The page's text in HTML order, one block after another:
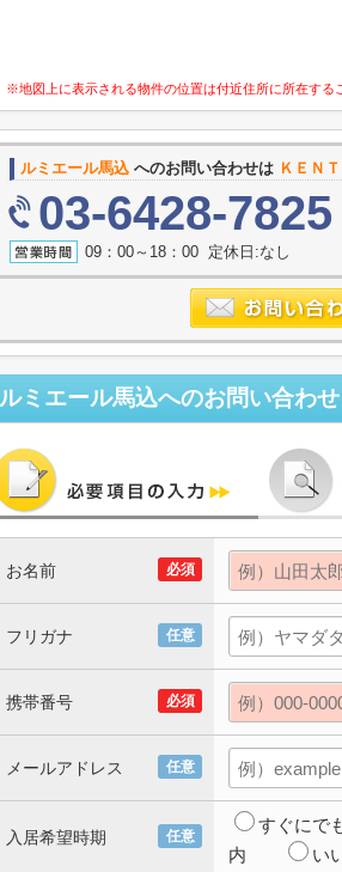
※地図上に表示される物件の位置は付近住所に所在する
ルミエール馬込 へのお問い合わせは ＫＥＮ
03-6428-7825
09：00～18：00 定休日:なし
ルミエール馬込へのお問い合わせ
必須
お名前
任意
フリガナ
必須
携帯番号
任意
メールアドレス
任意
入居希望時期
すぐにで
内
い